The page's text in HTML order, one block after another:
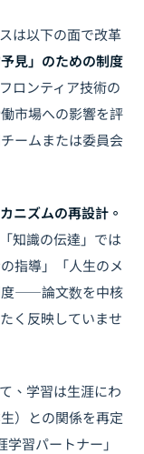
は以下の面で改革
見」のための制度
ロンティア技術の
市場への影響を評
ームまたは委員会
ニズムの再設計。
知識の伝達」では
指導」「人生のメ
度――論文数を中核
く反映していませ
、学習は生涯にわ
）との関係を再定
習パートナー」